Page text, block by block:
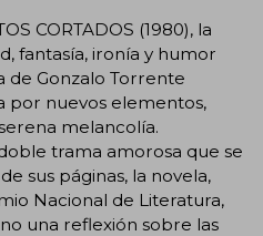
CORTADOS (1980), la
fantasía, ironía y humor
de Gonzalo Torrente
por nuevos elementos,
melancolía.
trama amorosa que se
sus páginas, la novela,
Nacional de Literatura,
una reflexión sobre las